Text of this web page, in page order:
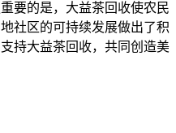
要的是，大益茶回收使农民
社区的可持续发展做出了积
持大益茶回收，共同创造美